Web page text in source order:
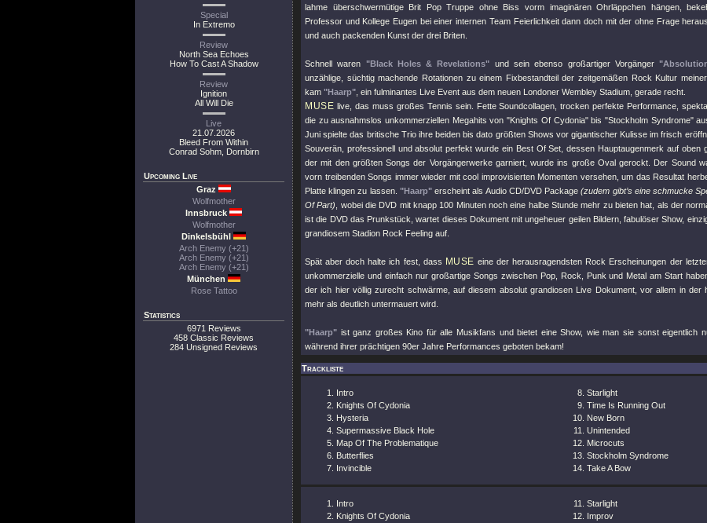
Special
In Extremo
Review
North Sea Echoes
How To Cast A Shadow
Review
Ignition
All Will Die
Live
21.07.2026
Bleed From Within
Conrad Sohm, Dornbirn
Upcoming Live
Graz
Wolfmother
Innsbruck
Wolfmother
Dinkelsbühl
Arch Enemy (+21)
Arch Enemy (+21)
Arch Enemy (+21)
München
Rose Tattoo
Statistics
6971 Reviews
458 Classic Reviews
284 Unsigned Reviews
lahme überschwermütige Brit Pop Truppe ohne Biss vorm imaginären Ohrläppchen hängen,
Professor und Kollege Eugen bei einer internen Team Feierlichkeit dann doch mit der ohne Frage
und auch packenden Kunst der drei Briten.
Schnell waren "Black Holes & Revelations" und sein ebenso großartiger Vorgänger
unzählige, süchtig machende Rotationen zu einem Fixbestandteil der zeitgemäßen Rock Kultur
kam "Haarp" , ein fulminantes Live Event aus dem neuen Londoner Wembley Stadium, gerade recht.
MUSE live, das muss großes Tennis sein. Fette Soundcollagen, trocken perfekte Performance,
die zu ausnahmslos unkommerziellen Megahits von"Knights Of Cydonia"bis "Stockholm Syndrome"
Juni spielte das britische Trio ihre beiden bis dato größten Shows vor gigantischer Kulisse im frisch
Souverän, professionell und absolut perfekt wurde ein Best Of Set, dessen Hauptaugenmerk auf oben
der mit den größten Songs der Vorgängerwerke garniert, wurde ins große Oval gerockt. Der Sound
vorn treibenden Songs immer wieder mit cool improvisierten Momenten versehen, um das Resultat
Platte klingen zu lassen. "Haarp"erscheint als Audio CD/DVD Package(zudem gibt’s eine schmucke
Of Part)
, wobei die DVD mit knapp 100 Minuten noch eine halbe Stunde mehr zu bieten hat, als der
ist die DVD das Prunkstück, wartet dieses Dokument mit ungeheuer geilen Bildern, fabulöser Show,
grandiosem Stadion Rock Feeling auf.
Spät aber doch halte ich fest, dass MUSE eine der herausragendsten Rock Erscheinungen der
unkommerzielle und einfach nur großartige Songs zwischen Pop, Rock, Punk und Metal am Start
der ich hier völlig zurecht schwärme, auf diesem absolut grandiosen Live Dokument, vor allem in der
mehr als deutlich untermauert wird.
"Haarp" ist ganz großes Kino für alle Musikfans und bietet eine Show, wie man sie sonst eigentlich
während ihrer prächtigen 90er Jahre Performances geboten bekam!
Trackliste
Intro
Knights Of Cydonia
Hysteria
Supermassive Black Hole
Map Of The Problematique
Butterflies
Invincible
Starlight
Time Is Running Out
New Born
Unintended
Microcuts
Stockholm Syndrome
Take A Bow
Intro
Knights Of Cydonia
Starlight
Improv